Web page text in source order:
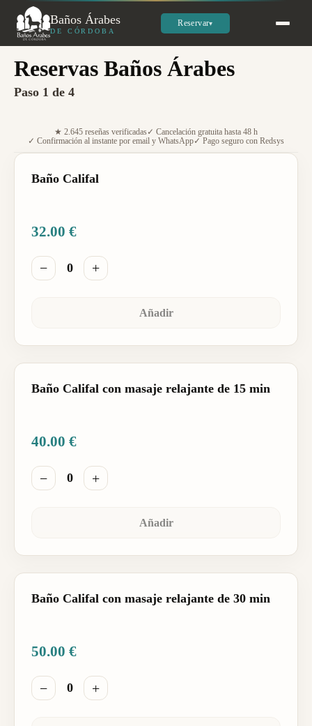
Baños Árabes
DE CÓRDOBA
Reservar▾
Reservas Baños Árabes
Paso 1 de 4
★ 2.645 reseñas verificadas✓ Cancelación gratuita hasta 48 h
✓ Confirmación al instante por email y WhatsApp✓ Pago seguro con Redsys
Baño Califal
32.00 €
− 0 +
Añadir
Baño Califal con masaje relajante de 15 min
40.00 €
− 0 +
Añadir
Baño Califal con masaje relajante de 30 min
50.00 €
− 0 +